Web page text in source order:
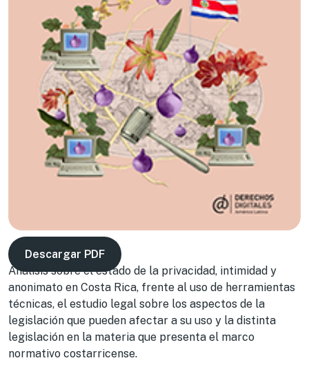
Descargar PDF
Análisis sobre el estado de la privacidad, intimidad y
anonimato en Costa Rica, frente al uso de herramientas
técnicas, el estudio legal sobre los aspectos de la
legislación que pueden afectar a su uso y la distinta
legislación en la materia que presenta el marco
normativo costarricense.